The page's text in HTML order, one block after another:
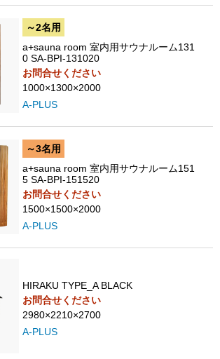
～2名用
a+sauna room 室内用サウナルーム131
0 SA-BPI-131020
お問合せください
1000×1300×2000
A-PLUS
～3名用
a+sauna room 室内用サウナルーム151
5 SA-BPI-151520
お問合せください
1500×1500×2000
A-PLUS
HIRAKU TYPE_A BLACK
お問合せください
2980×2210×2700
A-PLUS